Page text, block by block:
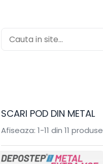
SCARI POD DIN METAL
Afiseaza: 1-11 din 11 produse